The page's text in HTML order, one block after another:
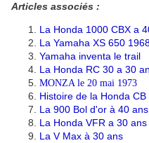
Articles associés :
La Honda 1000 CBX a
La Yamaha XS 650
Yamaha inventa le trail
La Honda RC 30 a 30
MONZA le 20 mai 1973
Histoire de la Honda CB
La 900 Bol d'or à 40 ans
La Honda VFR a 30
La V Max à 30 ans